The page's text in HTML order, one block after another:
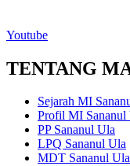
Youtube
TENTANG
Sejarah MI
Profil MI Sananul
PP Sananul Ula
LPQ Sananul Ula
MDT Sananul